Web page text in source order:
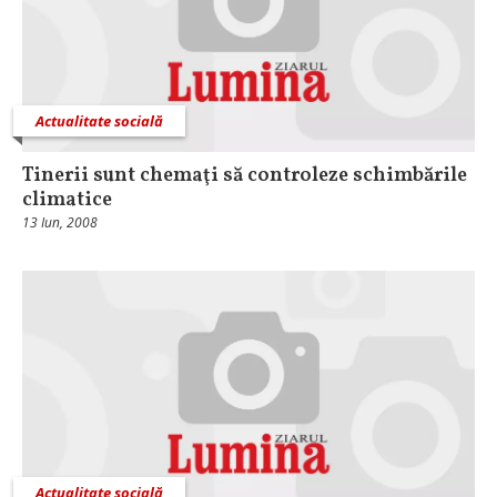
Actualitate socială
Tinerii sunt chemaţi să controleze schimbările
climatice
13 Iun, 2008
Actualitate socială